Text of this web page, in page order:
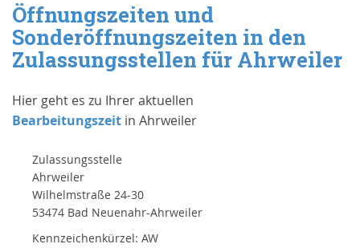
Öffnungszeiten und
Sonderöffnungszeiten in den
Zulassungsstellen für Ahrweiler
Hier geht es zu Ihrer aktuellen
Bearbeitungszeit in Ahrweiler
Zulassungsstelle
Ahrweiler
Wilhelmstraße 24-30
53474 Bad Neuenahr-Ahrweiler
Kennzeichenkürzel: AW